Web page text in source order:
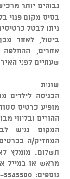
גבוהים יותר
בסיס מקום פנוי
ביטול, לאחר
אחרים,
שעתיים לפני
שונות
מופיע כרטיס
ההורים ובליווי
המקום נגיש
המחזיק/ה
תשלום. מומלץ
מראש או במייל
נוספים: 03-5545500 //